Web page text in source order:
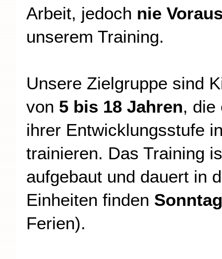
Arbeit, jedoch nie
unserem Training.
Unsere Zielgruppe sind
von 5 bis 18 Jahren, die
ihrer Entwicklungsstufe
trainieren. Das Training
aufgebaut und dauert in
Einheiten finden
Ferien).